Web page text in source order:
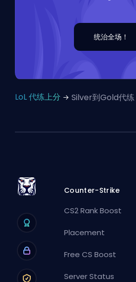
统治全场！
LoL 代练上分 Silver到Gold代练
Counter-Strike
CS2 Rank Boost
Placement
Free CS Boost
Server Status